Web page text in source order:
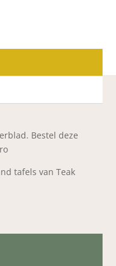
Bestel deze
tafels van Teak